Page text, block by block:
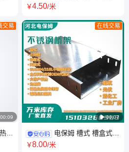
件
00:09
交易
镀
盘式 梯级式 槽式 耐火槽盒 防
￥4.50/米
 00:07
在线交易
电保姆 槽式 槽盒式
梯级式 托盘式 不锈钢桥架 源头
￥8.00/米